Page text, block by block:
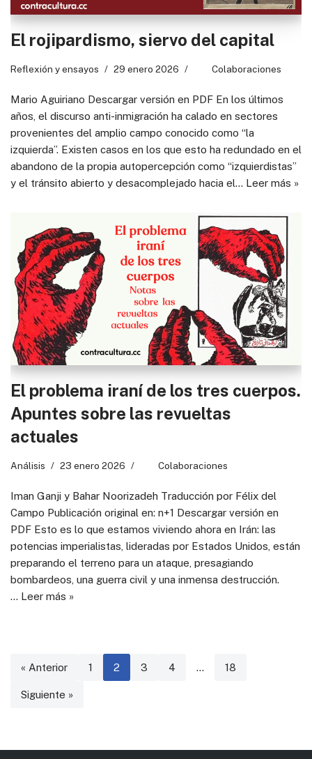
El rojipardismo, siervo del capital
Reflexión y ensayos 29 enero 2026 Colaboraciones
Mario Aguiriano Descargar versión en PDF En los últimos
años, el discurso anti-inmigración ha calado en sectores
provenientes del amplio campo conocido como “la
izquierda”. Existen casos en los que esto ha redundado en el
abandono de la propia autopercepción como “izquierdistas”
y el tránsito abierto y desacomplejado hacia el… Leer más »
El problema iraní de los tres cuerpos.
Apuntes sobre las revueltas
actuales
Análisis 23 enero 2026 Colaboraciones
Iman Ganji y Bahar Noorizadeh Traducción por Félix del
Campo Publicación original en: n+1 Descargar versión en
PDF Esto es lo que estamos viviendo ahora en Irán: las
potencias imperialistas, lideradas por Estados Unidos, están
preparando el terreno para un ataque, presagiando
bombardeos, una guerra civil y una inmensa destrucción.
… Leer más »
« Anterior 1 2 3 4 … 18
Siguiente »